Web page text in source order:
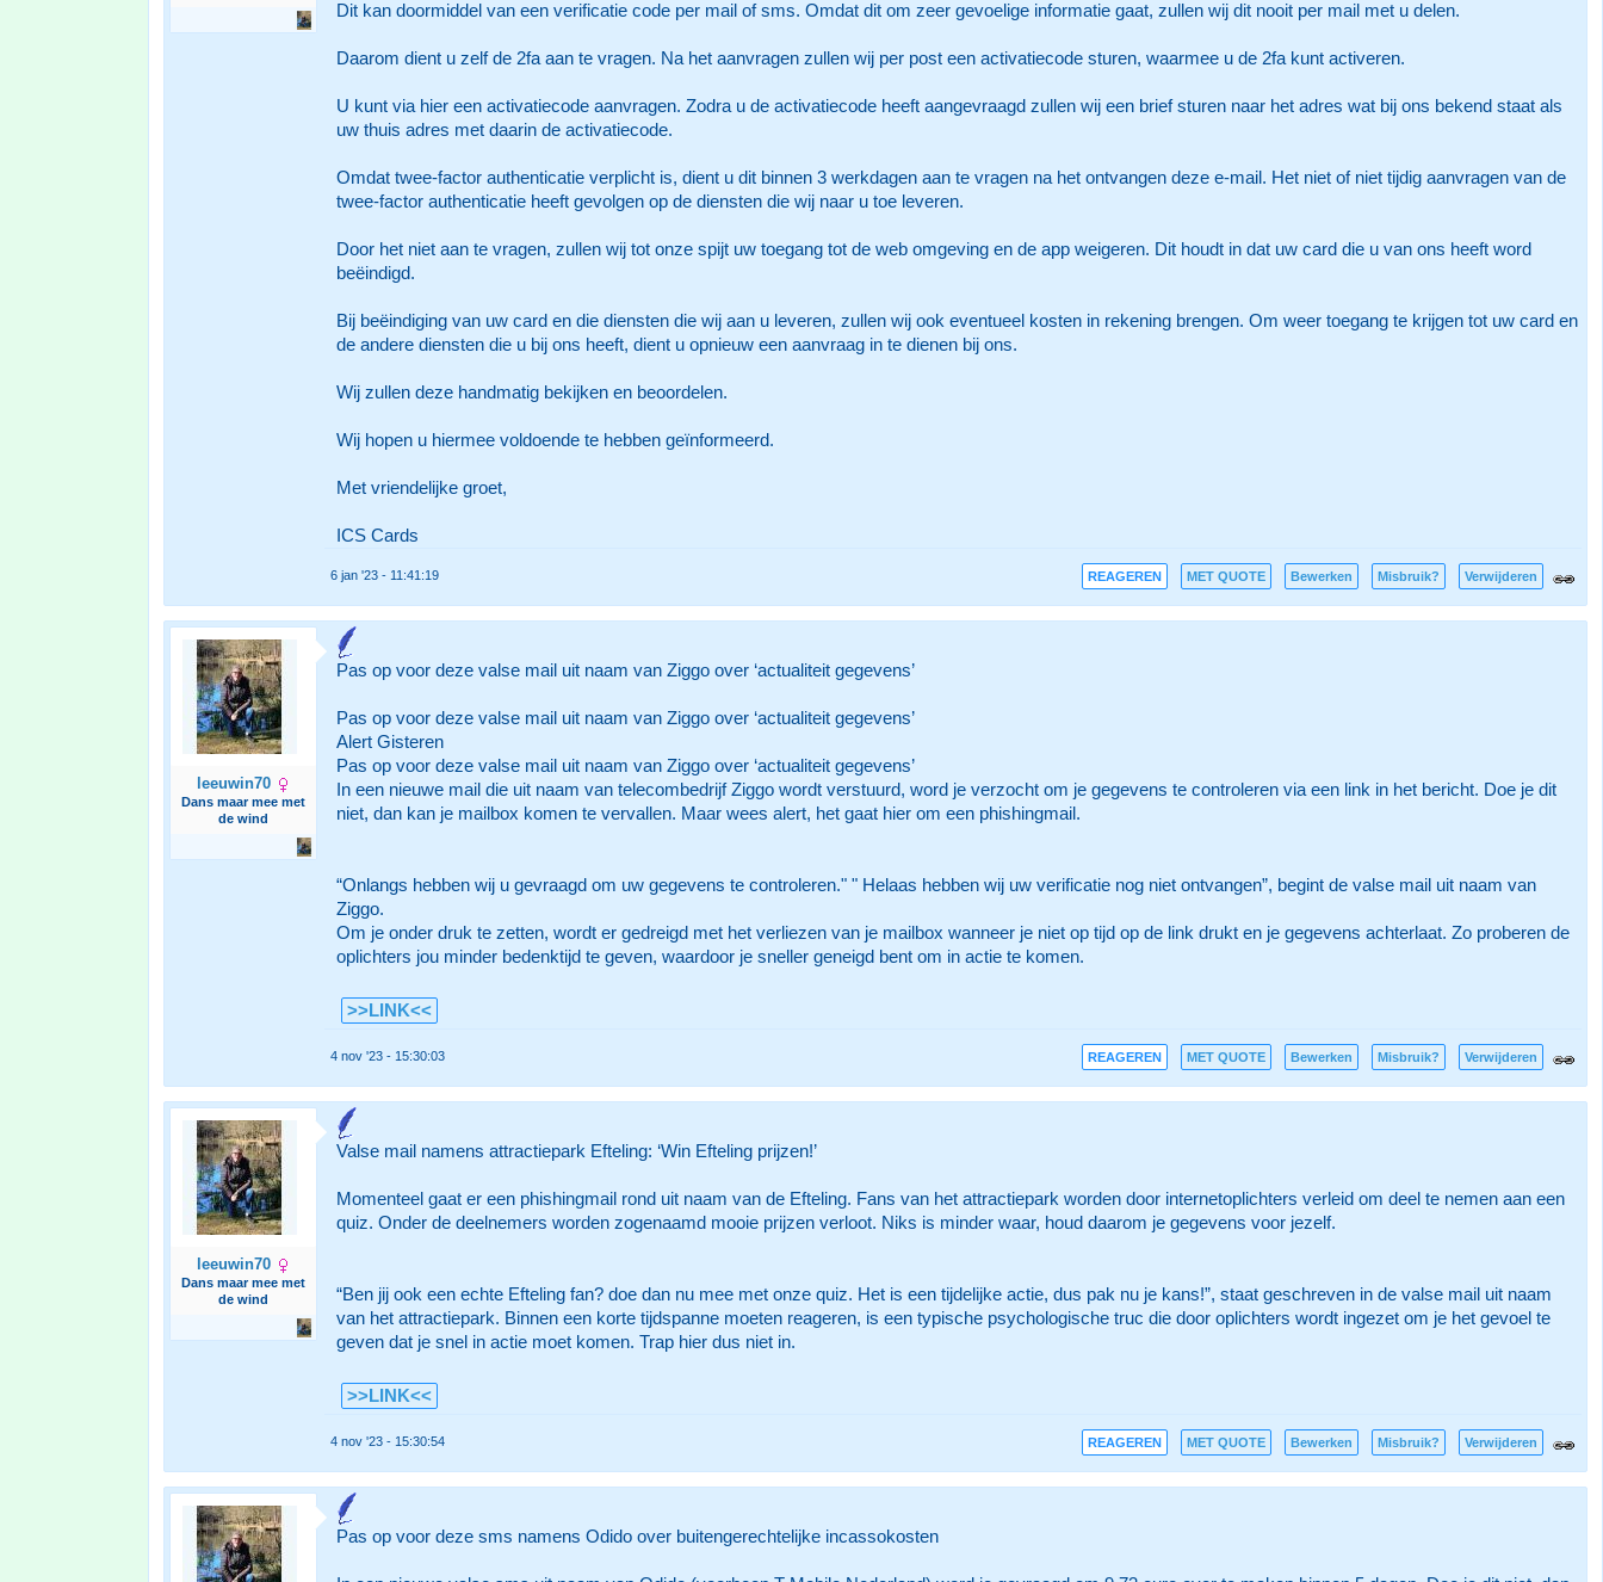
Dit kan doormiddel van een verificatie code per mail of sms. Omdat dit om zeer gevoelige informatie gaat, zullen wij dit nooit per mail met u delen.
Daarom dient u zelf de 2fa aan te vragen. Na het aanvragen zullen wij per post een activatiecode sturen, waarmee u de 2fa kunt activeren.
U kunt via hier een activatiecode aanvragen. Zodra u de activatiecode heeft aangevraagd zullen wij een brief sturen naar het adres wat bij ons bekend staat als
uw thuis adres met daarin de activatiecode.
Omdat twee-factor authenticatie verplicht is, dient u dit binnen 3 werkdagen aan te vragen na het ontvangen deze e-mail. Het niet of niet tijdig aanvragen van de
twee-factor authenticatie heeft gevolgen op de diensten die wij naar u toe leveren.
Door het niet aan te vragen, zullen wij tot onze spijt uw toegang tot de web omgeving en de app weigeren. Dit houdt in dat uw card die u van ons heeft word
beëindigd.
Bij beëindiging van uw card en die diensten die wij aan u leveren, zullen wij ook eventueel kosten in rekening brengen. Om weer toegang te krijgen tot uw card en
de andere diensten die u bij ons heeft, dient u opnieuw een aanvraag in te dienen bij ons.
Wij zullen deze handmatig bekijken en beoordelen.
Wij hopen u hiermee voldoende te hebben geïnformeerd.
Met vriendelijke groet,
ICS Cards
6 jan '23 - 11:41:19 REAGEREN MET QUOTE Bewerken Misbruik? Verwijderen
leeuwin70
Dans maar mee met
de wind
Pas op voor deze valse mail uit naam van Ziggo over ‘actualiteit gegevens’
Pas op voor deze valse mail uit naam van Ziggo over ‘actualiteit gegevens’
Alert Gisteren
Pas op voor deze valse mail uit naam van Ziggo over ‘actualiteit gegevens’
In een nieuwe mail die uit naam van telecombedrijf Ziggo wordt verstuurd, word je verzocht om je gegevens te controleren via een link in het bericht. Doe je dit
niet, dan kan je mailbox komen te vervallen. Maar wees alert, het gaat hier om een phishingmail.
“Onlangs hebben wij u gevraagd om uw gegevens te controleren." " Helaas hebben wij uw verificatie nog niet ontvangen”, begint de valse mail uit naam van
Ziggo.
Om je onder druk te zetten, wordt er gedreigd met het verliezen van je mailbox wanneer je niet op tijd op de link drukt en je gegevens achterlaat. Zo proberen de
oplichters jou minder bedenktijd te geven, waardoor je sneller geneigd bent om in actie te komen.
>>LINK<<
4 nov '23 - 15:30:03 REAGEREN MET QUOTE Bewerken Misbruik? Verwijderen
leeuwin70
Dans maar mee met
de wind
Valse mail namens attractiepark Efteling: ‘Win Efteling prijzen!’
Momenteel gaat er een phishingmail rond uit naam van de Efteling. Fans van het attractiepark worden door internetoplichters verleid om deel te nemen aan een
quiz. Onder de deelnemers worden zogenaamd mooie prijzen verloot. Niks is minder waar, houd daarom je gegevens voor jezelf.
“Ben jij ook een echte Efteling fan? doe dan nu mee met onze quiz. Het is een tijdelijke actie, dus pak nu je kans!”, staat geschreven in de valse mail uit naam
van het attractiepark. Binnen een korte tijdspanne moeten reageren, is een typische psychologische truc die door oplichters wordt ingezet om je het gevoel te
geven dat je snel in actie moet komen. Trap hier dus niet in.
>>LINK<<
4 nov '23 - 15:30:54 REAGEREN MET QUOTE Bewerken Misbruik? Verwijderen
Pas op voor deze sms namens Odido over buitengerechtelijke incassokosten